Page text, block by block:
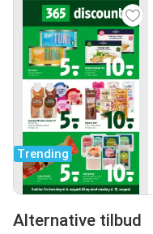
Trending
Alternative tilbud